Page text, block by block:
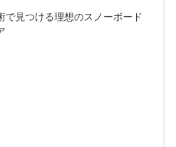
で見つける理想のスノーボード